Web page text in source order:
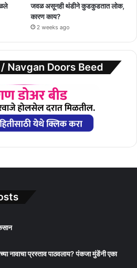
जवळ असूनही थंडीने कुडकुडतात लोक,
कारण काय?
2 weeks ago
/ Navgan Doors Beed
नावाचा प्रस्ताव पाठवलाय? पंकजा मुंडेंनी एका